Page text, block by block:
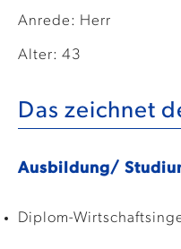
Anrede: Herr
Alter: 43
Das zeichnet
Ausbildung/
Diplom-